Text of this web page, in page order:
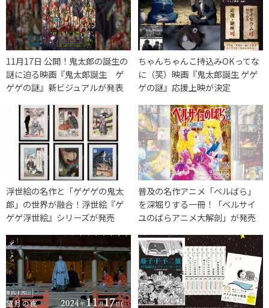
11月17日 公開！鬼太郎の誕生の
謎に迫る映画『鬼太郎誕生 ゲ
ゲゲの謎』新ビジュアルが発表
ちゃんちゃんこ持込みOKってな
に（笑）映画『鬼太郎誕生 ゲゲ
ゲの謎』応援上映が決定
浮世絵の名作と「ゲゲゲの鬼太
郎」の世界が融合！浮世絵『ゲ
ゲゲ浮世絵』シリーズが発売
普及の名作アニメ「ベルばら」
を深堀りする一冊！「ベルサイ
ユのばらアニメ大解剖」が発売